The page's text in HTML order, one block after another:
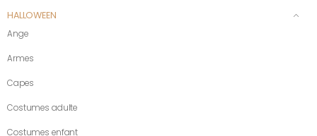
HALLOWEEN
Ange
Armes
Capes
Costumes adulte
Costumes enfant